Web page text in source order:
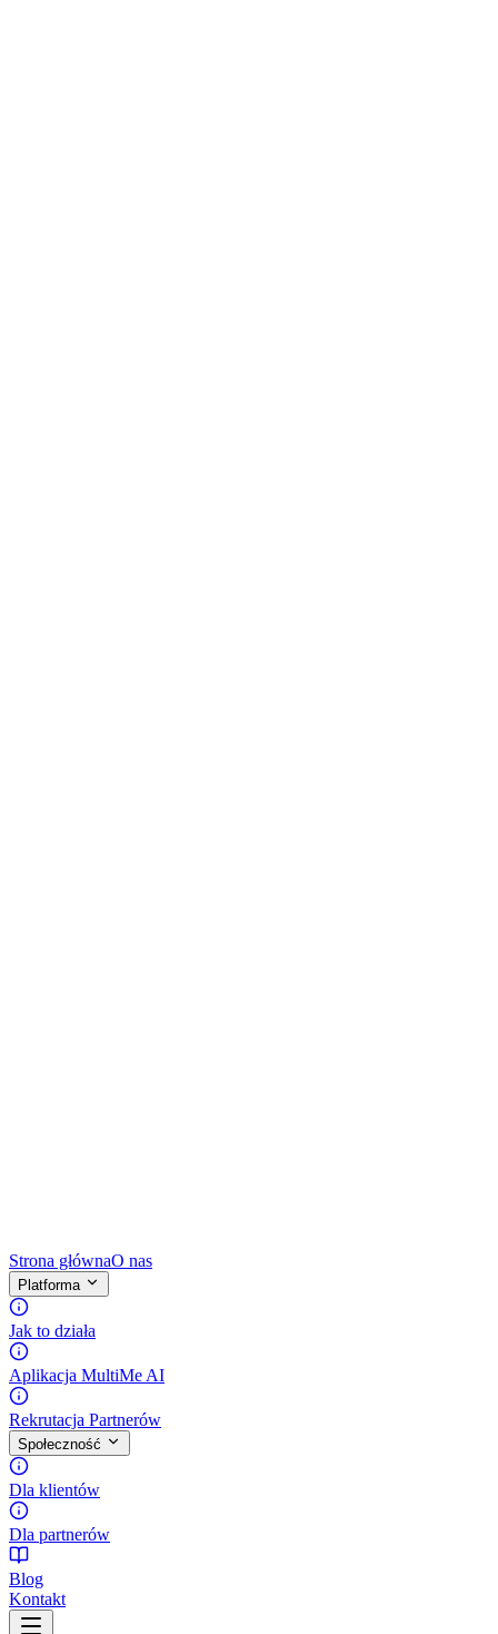
Strona głównaO nas
Platforma
Jak to działa
Aplikacja MultiMe AI
Rekrutacja Partnerów
Społeczność
Dla klientów
Dla partnerów
Blog
Kontakt